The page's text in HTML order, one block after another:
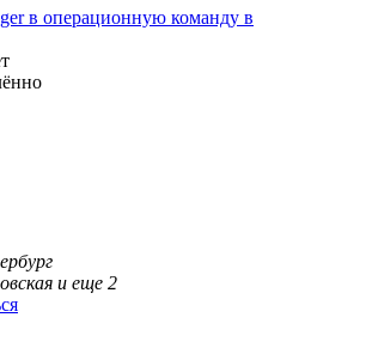
в операционную команду в
и еще 2